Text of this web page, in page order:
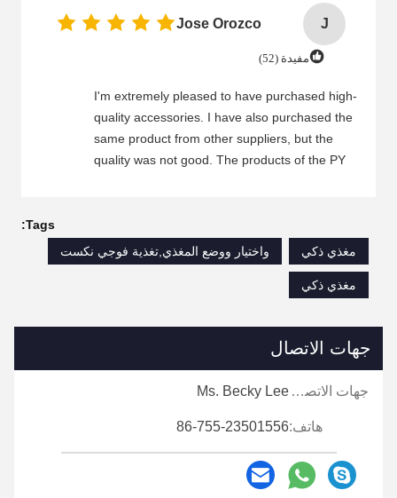
J
Jose Orozco
مفيدة (52)
I'm extremely pleased to have purchased high-
quality accessories. I have also purchased the
same product from other suppliers, but the
quality was not good. The products of the PY
Tags:
مغذي ذكي
واختيار ووضع المغذي,تغذية فوجي نكست
مغذي ذكي
جهات الاتصال
جهات الاتصال: Ms. Becky Lee
هاتف:86-755-23501556